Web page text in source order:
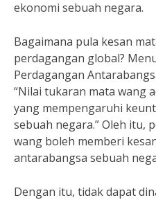
ekonomi sebuah negara.
Bagaimana pula kesan
perdagangan global?
Perdagangan
“Nilai tukaran mata wang
yang mempengaruhi
sebuah negara.” Oleh itu,
wang boleh memberi
antarabangsa sebuah
Dengan itu, tidak dapat